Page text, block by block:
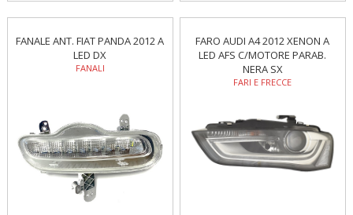
FANALE ANT. FIAT PANDA 2012 A
LED DX
FANALI
FARO AUDI A4 2012 XENON A
LED AFS C/MOTORE PARAB.
NERA SX
FARI E FRECCE